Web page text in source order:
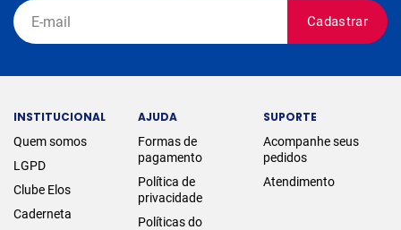
Cadastrar
INSTITUCIONAL
Quem somos
LGPD
Clube Elos
Caderneta
AJUDA
Formas de
pagamento
Política de
privacidade
Políticas do
SUPORTE
Acompanhe seus
pedidos
Atendimento